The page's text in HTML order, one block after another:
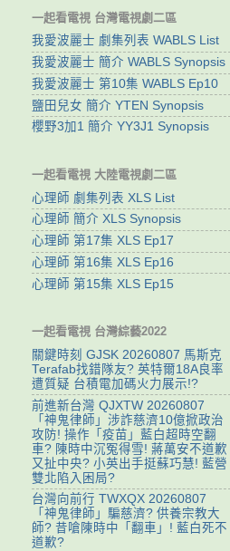
一起看電視 台灣電視劇二區
我愛波麗士 劇集列表 WABLS List
我愛波麗士 簡介 WABLS Synopsis
我愛波麗士 第10集 WABLS Ep10
鹽田兒女 簡介 YTEN Synopsis
櫻野3加1 簡介 YY3J1 Synopsis
一起看電視 大陸電視劇二區
心理師 劇集列表 XLS List
心理師 簡介 XLS Synopsis
心理師 第17集 XLS Ep17
心理師 第16集 XLS Ep16
心理師 第15集 XLS Ep15
一起看電視 台灣綜藝2022
關鍵時刻 GJSK 20260807 馬斯克
Terafab找錯隊友? 英特爾18A良率
遭質疑 台積電加碼火力展示!?
前進新台灣 QJXTW 20260807
「神鬼律師」涉詐慈濟10億掀政治
攻防! 操作「疫苗」藍白超時空翻
車? 陳時中沉冤得雪! 蔣萬安不道歉
又扯中央? 小英出手挺蘇巧慧! 藍營
雙北陷入困局?
台灣向前行 TWXQX 20260807
「神鬼律師」騙慈濟? 供養宗教大
師? 昔嗆陳時中「翻車」! 藍白死不
道歉?